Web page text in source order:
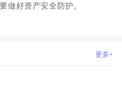
做好资产安全防护。
更多+